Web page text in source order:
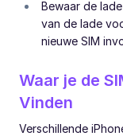
Bewaar de
van de lade
nieuwe SIM
Waar je de
Vinden
Verschillende